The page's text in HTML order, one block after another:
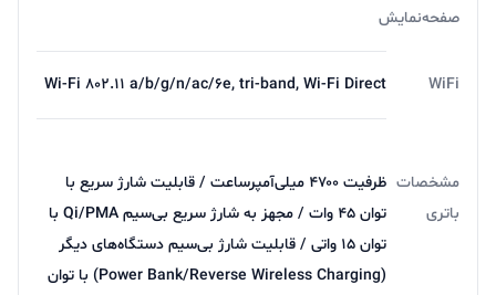
صفحه‌نمایش
WiFi Wi-Fi ۸۰۲.۱۱ a/b/g/n/ac/۶e, tri-band, Wi-Fi Direct
مشخصات
باتری
ظرفیت ۴۷۰۰ میلی‌آمپرساعت / قابلیت شارژ سریع با
توان ۴۵ وات / مجهز به شارژ سریع بی‌سیم Qi/PMA با
توان ۱۵ واتی / قابلیت شارژ بی‌سیم دستگاه‌های دیگر
(Power Bank/Reverse Wireless Charging) با توان